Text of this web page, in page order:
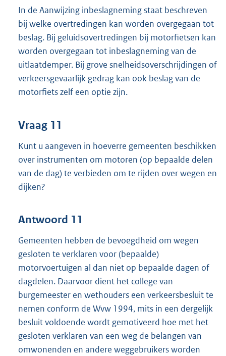
In de Aanwijzing inbeslagneming staat beschreven
bij welke overtredingen kan worden overgegaan tot
beslag. Bij geluidsovertredingen bij motorfietsen kan
worden overgegaan tot inbeslagneming van de
uitlaatdemper. Bij grove snelheidsoverschrijdingen of
verkeersgevaarlijk gedrag kan ook beslag van de
motorfiets zelf een optie zijn.
Vraag 11
Kunt u aangeven in hoeverre gemeenten beschikken
over instrumenten om motoren (op bepaalde delen
van de dag) te verbieden om te rijden over wegen en
dijken?
Antwoord 11
Gemeenten hebben de bevoegdheid om wegen
gesloten te verklaren voor (bepaalde)
motorvoertuigen al dan niet op bepaalde dagen of
dagdelen. Daarvoor dient het college van
burgemeester en wethouders een verkeersbesluit te
nemen conform de Wvw 1994, mits in een dergelijk
besluit voldoende wordt gemotiveerd hoe met het
gesloten verklaren van een weg de belangen van
omwonenden en andere weggebruikers worden